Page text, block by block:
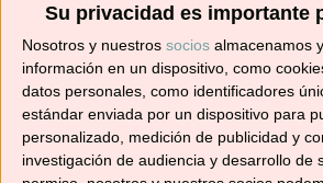
Su privacidad es importante
Nosotros y nuestros socios almacenamos
información en un dispositivo, como
datos personales, como identificadores
estándar enviada por un dispositivo para
personalizado, medición de publicidad y
investigación de audiencia y desarrollo de
2 comentarios
TARTA DE
FRESAS